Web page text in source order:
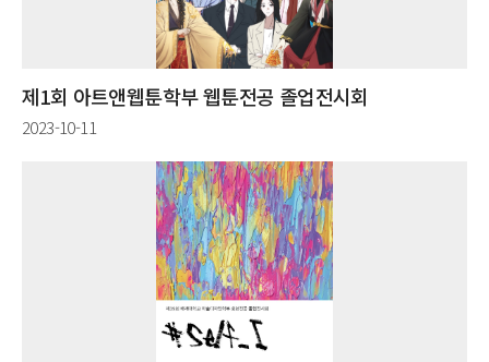
제1회 아트앤웹툰학부 웹툰전공 졸업전시회
2023-10-11